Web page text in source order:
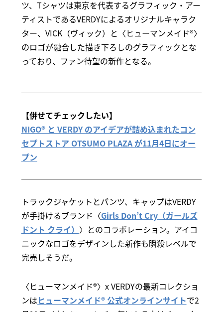
ツ、Tシャツは東京を代表するグラフィック・アー
ティストであるVERDYによるオリジナルキャラク
ター、VICK（ヴィック）と〈ヒューマンメイド®〉
のロゴが融合した描き下ろしのグラフィックとな
っており、ファン待望の新作となる。
【併せてチェックしたい】
NIGO® と VERDY のアイデアが詰め込まれたコン
セプトストア OTSUMO PLAZA が11月4日にオー
プン
トラックジャケットとパンツ、キャップはVERDY
が手掛けるブランド〈Girls Don’t Cry（ガールズ
ドント クライ） 〉とのコラボレーション。アイコ
ニックなロゴをデザインした新作も瞬殺レベルで
完売しそうだ。
〈ヒューマンメイド®〉x VERDYの最新コレクショ
ンはヒューマンメイド® 公式オンラインサイトで2